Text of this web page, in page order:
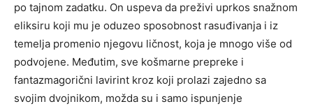
po tajnom zadatku. On uspeva da preživi uprkos snažnom
eliksiru koji mu je oduzeo sposobnost rasuđivanja i iz
temelja promenio njegovu ličnost, koja je mnogo više od
podvojene. Međutim, sve košmarne prepreke i
fantazmagorični lavirint kroz koji prolazi zajedno sa
svojim dvojnikom, možda su i samo ispunjenje